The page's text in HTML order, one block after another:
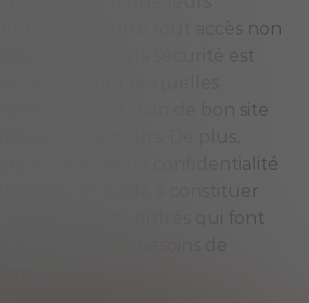
contre tout accès non
portée à la sécurité est
raisons pour lesquelles
sa réputation de bon site
et rumeurs. De plus,
à préserver la confidentialité
l’a aidé à constituer
membres enregistrés qui font
pour leurs besoins de